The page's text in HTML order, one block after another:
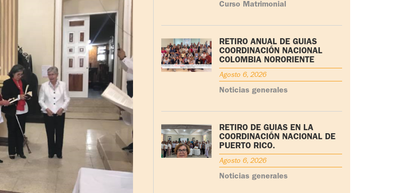
Curso Matrimonial
RETIRO ANUAL DE GUÍAS
COORDINACIÓN NACIONAL
COLOMBIA NORORIENTE
Agosto 6, 2026
Noticias generales
RETIRO DE GUÍAS EN LA
COORDINACIÓN NACIONAL DE
PUERTO RICO.
Agosto 6, 2026
Noticias generales